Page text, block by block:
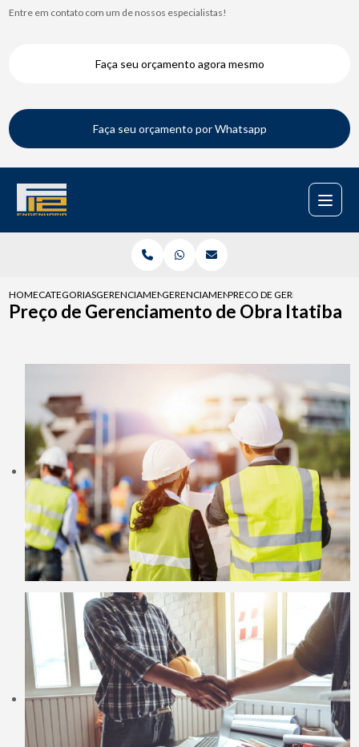
Entre em contato com um de nossos especialistas!
Faça seu orçamento agora mesmo
Faça seu orçamento por Whatsapp
HOMECATEGORIASGERENCIAMENTOS DE OBRASGERENCIAMENTO DE OBRA RESIDENCIAL
PRECO DE GERENCIAMENTO
Preço de Gerenciamento de Obra Itatiba